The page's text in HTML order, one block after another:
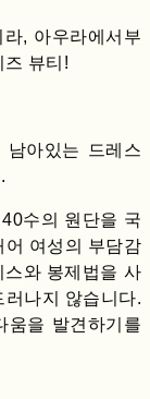
, 아우라에서부
즈 뷰티!
아있는 드레스
수의 원단을 국
어 여성의 부담감
스와 봉제법을 사
나지 않습니다.
움을 발견하기를